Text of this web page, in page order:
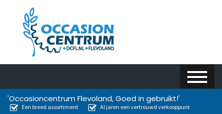
'Occasioncentrum Flevoland, Goed in gebruikt!'
Een breed assortiment Al jaren een vertrouwd verkooppunt